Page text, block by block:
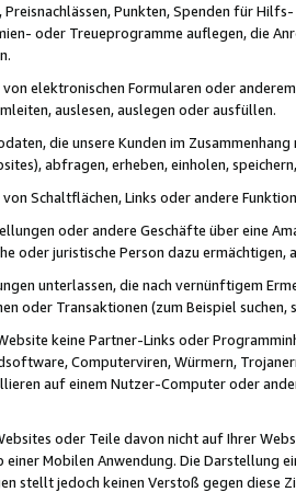
Preisnachlässen, Punkten, Spenden für
oder Treueprogramme auflegen, die
elektronischen Formularen oder
auslesen, auslegen oder ausfüllen.
die unsere Kunden im
abfragen, erheben, einholen,
Schaltflächen, Links oder andere
oder andere Geschäfte über eine
oder juristische Person dazu
unterlassen, die nach vernünftigem
oder Transaktionen (zum Beispiel
keine Partner-Links oder
Computerviren, Würmern,
auf einem Nutzer-Computer oder
oder Teile davon nicht auf Ihrer
einer Mobilen Anwendung. Die Darstellung
stellt jedoch keinen Verstoß gegen diese